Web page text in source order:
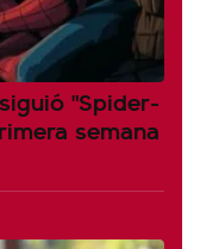
"Spider-
semana